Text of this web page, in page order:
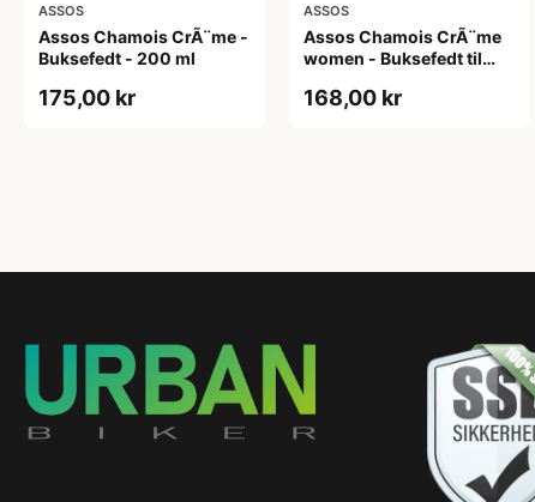
ASSOS
Assos Chamois CrÃ¨me -
Buksefedt - 200 ml
175,00 kr
ASSOS
Assos Chamois CrÃ¨me
women - Buksefedt til
168,00 kr